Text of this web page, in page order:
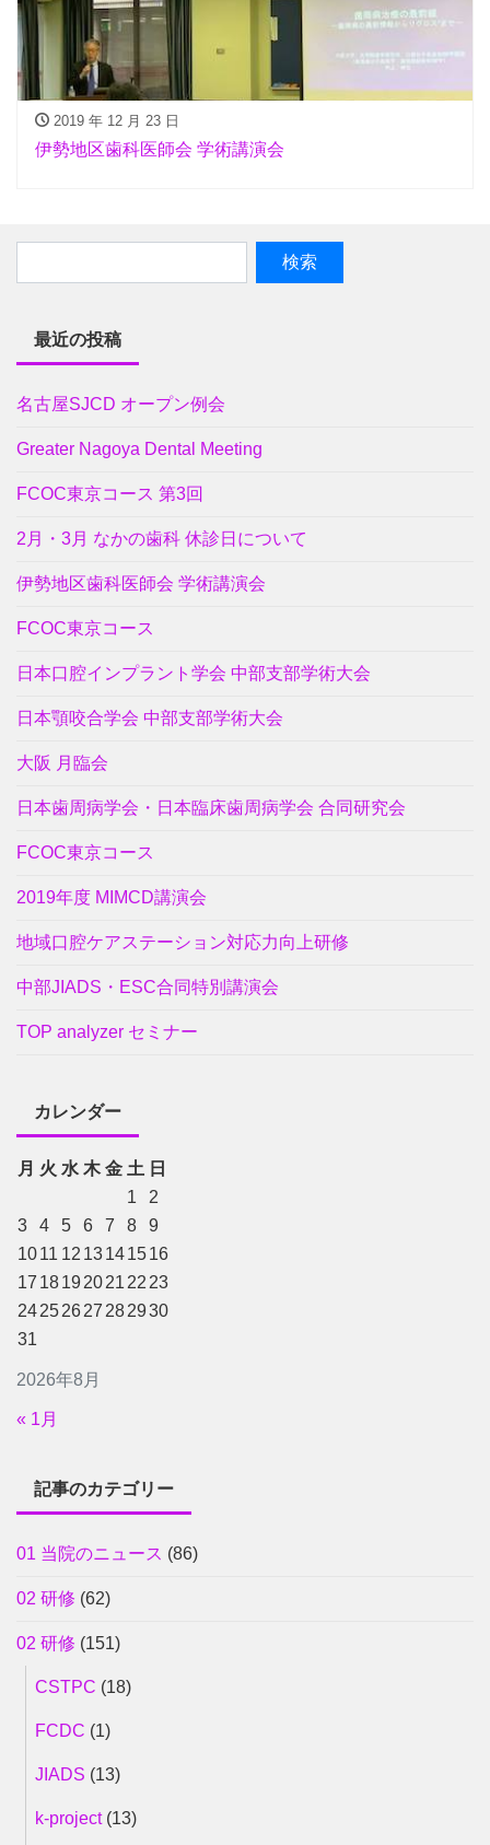
2019 年 12 月 23 日
伊勢地区歯科医師会 学術講演会
最近の投稿
名古屋SJCD オープン例会
Greater Nagoya Dental Meeting
FCOC東京コース 第3回
2月・3月 なかの歯科 休診日について
伊勢地区歯科医師会 学術講演会
FCOC東京コース
日本口腔インプラント学会 中部支部学術大会
日本顎咬合学会 中部支部学術大会
大阪 月臨会
日本歯周病学会・日本臨床歯周病学会 合同研究会
FCOC東京コース
2019年度 MIMCD講演会
地域口腔ケアステーション対応力向上研修
中部JIADS・ESC合同特別講演会
TOP analyzer セミナー
カレンダー
2026年8月
月 火 水 木 金 土 日
1
2
3
4 5 6 7 8
9
1011 12 13141516
17 18192021 22 23
24252627 282930
31
« 1月
記事のカテゴリー
01 当院のニュース (86)
02 研修 (62)
02 研修 (151)
CSTPC (18)
FCDC (1)
JIADS (13)
k-project(13)